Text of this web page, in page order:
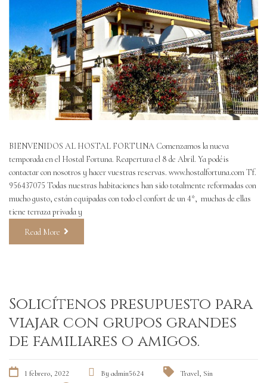
BIENVENIDOS AL HOSTAL FORTUNA Comenzamos la nueva
temporada en el Hostal Fortuna. Reapertura el 8 de Abril. Ya podéis
contactar con nosotros y hacer vuestras reservas. www.hostalfortuna.com Tf.
956437075 Todas nuestras habitaciones han sido totalmente reformadas con
mucho gusto, están equipadas con todo el confort de un 4*, muchas de ellas
tiene terraza privada y
Read More
Solicítenos presupuesto para
viajar con grupos grandes
de familiares o amigos.
1 febrero, 2022 By admin5624 Travel, Sin